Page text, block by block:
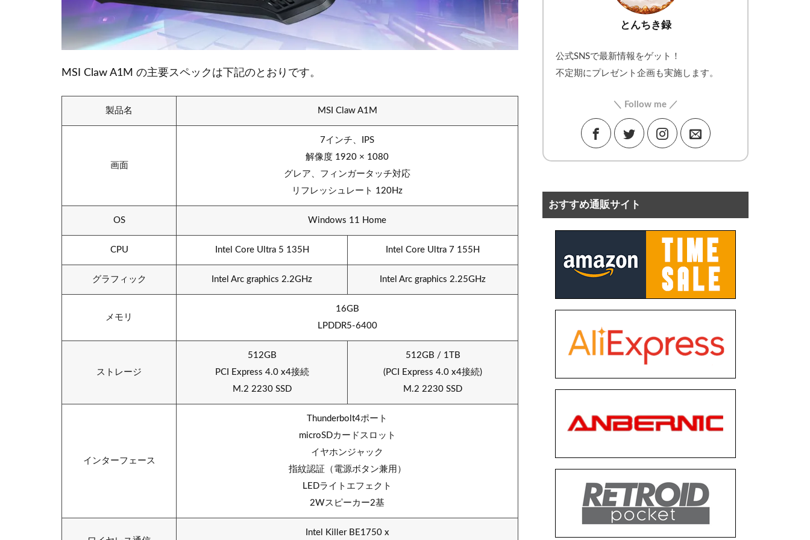
MSI Claw A1M の主要スペックは下記のとおりです。
製品名 MSI Claw A1M
画面
7インチ、IPS
解像度 1920 × 1080
グレア、フィンガータッチ対応
リフレッシュレート 120Hz
OS Windows 11 Home
CPU Intel Core Ultra 5 135H Intel Core Ultra 7 155H
グラフィック Intel Arc graphics 2.2GHz Intel Arc graphics 2.25GHz
メモリ
16GB
LPDDR5-6400
ストレージ
512GB
PCI Express 4.0 x4接続
M.2 2230 SSD
512GB / 1TB
(PCI Express 4.0 x4接続)
M.2 2230 SSD
インターフェース
Thunderbolt4ポート
microSDカードスロット
イヤホンジャック
指紋認証（電源ボタン兼用）
LEDライトエフェクト
2Wスピーカー2基
Intel Killer BE1750 x
とんちき録
公式SNSで最新情報をゲット！
不定期にプレゼント企画も実施します。
＼ Follow me ／
おすすめ通販サイト